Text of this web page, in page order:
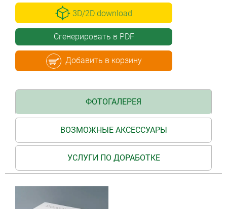
3D/2D download
Сгенерировать в PDF
Добавить в корзину
ФОТОГАЛЕРЕЯ
ВОЗМОЖНЫЕ АКСЕССУАРЫ
УСЛУГИ ПО ДОРАБОТКЕ